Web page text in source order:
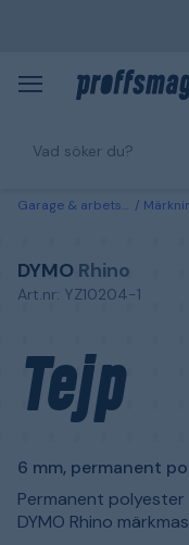
Garage & arbetsplats Märkning &
DYMO Rhino
Art.nr: YZ10204-1
Tejp
6 mm, permanent
Permanent polyester
DYMO Rhino